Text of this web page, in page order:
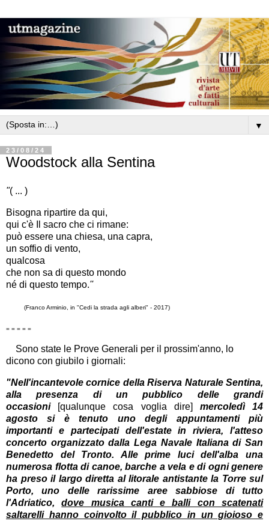
▼
23/08/24
Woodstock alla Sentina
"( ... )
Bisogna ripartire da qui,
qui c'è Il sacro che ci rimane:
può essere una chiesa, una capra,
un soffio di vento,
qualcosa
che non sa di questo mondo
né di questo tempo.''
(Franco Arminio, in "Cedi la strada agli alberi" - 2017)
= = = = =
Sono state le Prove Generali per il prossim'anno, lo
dicono con giubilo i giornali:
"Nell'incantevole cornice della Riserva Naturale Sentina,
alla presenza di un pubblico delle grandi
occasioni
[qualunque cosa voglia dire] mercoledì 14
agosto si è tenuto uno degli appuntamenti più
importanti e partecipati dell'estate in riviera, l'atteso
concerto organizzato dalla Lega Navale Italiana di San
Benedetto del Tronto. Alle prime luci dell'alba una
numerosa flotta di canoe, barche a vela e di ogni genere
ha preso il largo diretta al litorale antistante la Torre sul
Porto, uno delle rarissime aree sabbiose di tutto
l'Adriatico,dove musica canti e balli con scatenati
saltarelli hanno coinvolto il pubblico in un gioioso e